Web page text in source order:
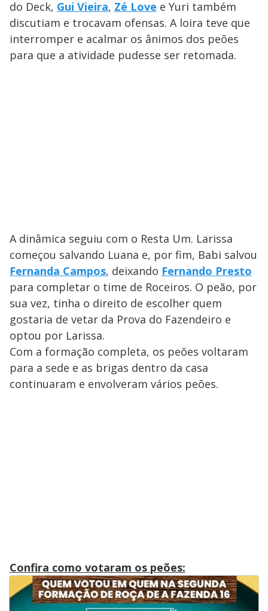
do Deck, Gui Vieira, Zé Love e Yuri também
discutiam e trocavam ofensas. A loira teve que
interromper e acalmar os ânimos dos peões
para que a atividade pudesse ser retomada.
A dinâmica seguiu com o Resta Um. Larissa
começou salvando Luana e, por fim, Babi salvou
Fernanda Campos, deixando Fernando Presto
para completar o time de Roceiros. O peão, por
sua vez, tinha o direito de escolher quem
gostaria de vetar da Prova do Fazendeiro e
optou por Larissa.
Com a formação completa, os peões voltaram
para a sede e as brigas dentro da casa
continuaram e envolveram vários peões.
Confira como votaram os peões: